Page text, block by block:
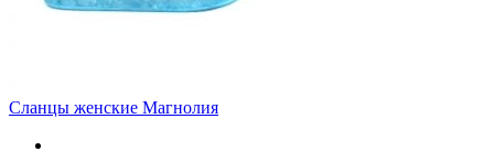
Сланцы женские Магнолия